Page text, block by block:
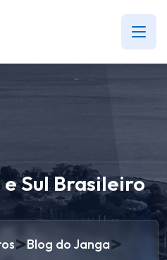
Sul Brasileiro
>Blog do Janga>